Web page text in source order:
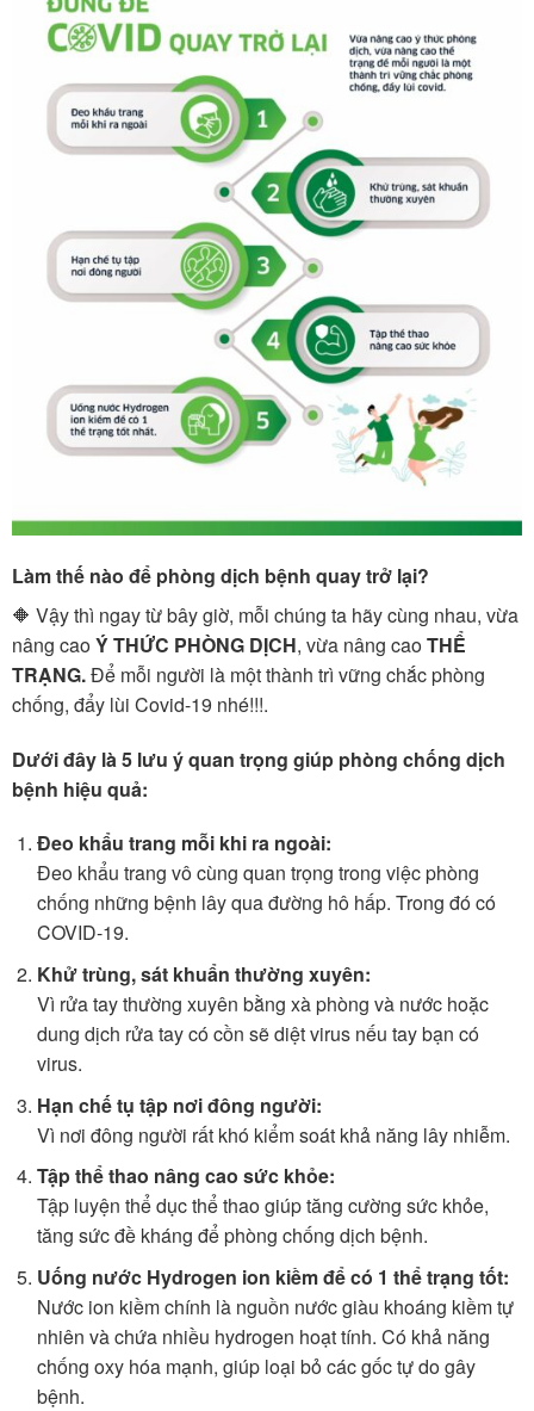
Làm thế nào để phòng dịch bệnh quay trở lại?
🔶 Vậy thì ngay từ bây giờ, mỗi chúng ta hãy cùng nhau, vừa
nâng caoÝ THỨC PHÒNG DỊCH, vừa nâng caoTHỂ
TRẠNG.Để mỗi người là một thành trì vững chắc phòng
chống, đẩy lùi Covid-19 nhé!!!.
Dưới đây là 5 lưu ý quan trọng giúp phòng chống dịch
bệnh hiệu quả:
Đeo khẩu trang mỗi khi ra ngoài:
Đeo khẩu trang vô cùng quan trọng trong việc phòng
chống những bệnh lây qua đường hô hấp. Trong đó có
COVID-19.
Khử trùng, sát khuẩn thường xuyên:
Vì rửa tay thường xuyên bằng xà phòng và nước hoặc
dung dịch rửa tay có cồn sẽ diệt virus nếu tay bạn có
virus.
Hạn chế tụ tập nơi đông người:
Vì nơi đông người rất khó kiểm soát khả năng lây nhiễm.
Tập thể thao nâng cao sức khỏe:
Tập luyện thể dục thể thao giúp tăng cường sức khỏe,
tăng sức đề kháng để phòng chống dịch bệnh.
Uống nước Hydrogen ion kiềm để có 1 thể trạng tốt:
Nước ion kiềm chính là nguồn nước giàu khoáng kiềm tự
nhiên và chứa nhiều hydrogen hoạt tính. Có khả năng
chống oxy hóa mạnh, giúp loại bỏ các gốc tự do gây
bệnh.